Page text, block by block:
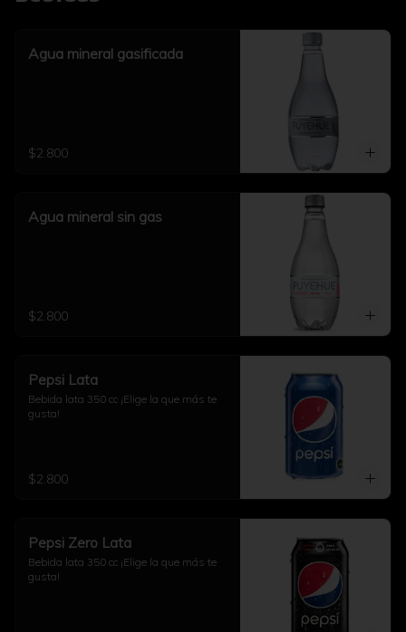
Agua mineral gasificada
$2.800
Agua mineral sin gas
$2.800
Pepsi Lata
Bebida lata 350 cc ¡Elige la que más te
gusta!
$2.800
Pepsi Zero Lata
Bebida lata 350 cc ¡Elige la que más te
gusta!